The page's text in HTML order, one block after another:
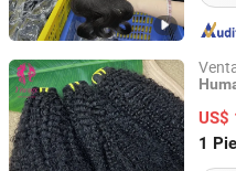
US$
1
Guangzhou Yimei Hair
Guangdong, China